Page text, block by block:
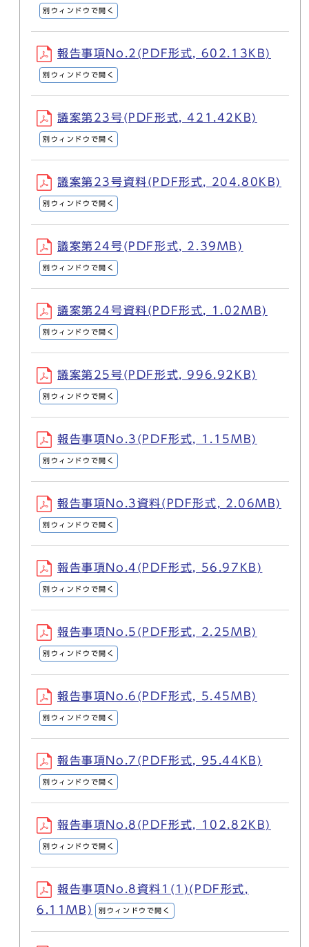
別ウィンドウで開く
報告事項No.2(PDF形式, 602.13KB)
別ウィンドウで開く
議案第23号(PDF形式, 421.42KB)
別ウィンドウで開く
議案第23号資料(PDF形式, 204.80KB)
別ウィンドウで開く
議案第24号(PDF形式, 2.39MB)
別ウィンドウで開く
議案第24号資料(PDF形式, 1.02MB)
別ウィンドウで開く
議案第25号(PDF形式, 996.92KB)
別ウィンドウで開く
報告事項No.3(PDF形式, 1.15MB)
別ウィンドウで開く
報告事項No.3資料(PDF形式, 2.06MB)
別ウィンドウで開く
報告事項No.4(PDF形式, 56.97KB)
別ウィンドウで開く
報告事項No.5(PDF形式, 2.25MB)
別ウィンドウで開く
報告事項No.6(PDF形式, 5.45MB)
別ウィンドウで開く
報告事項No.7(PDF形式, 95.44KB)
別ウィンドウで開く
報告事項No.8(PDF形式, 102.82KB)
別ウィンドウで開く
報告事項No.8資料1(1)(PDF形式,
6.11MB)
別ウィンドウで開く